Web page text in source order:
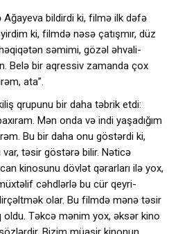
bildirdi ki, filmə ilk dəfə
ki, filmdə nəsə çatışmır, düz
səmimi, gözəl əhvali-
Belə bir aqressiv zamanda çox
ata”.
qrupunu bir daha təbrik etdi:
Mən onda və indi yaşadığım
Bu bir daha onu göstərdi ki,
təsir göstərə bilir. Nəticə
kinosunu dövlət qərarları ilə yox,
cəhdlərlə bu cür qeyri-
olar. Bu filmdə mənə təsir
Təkcə mənim yox, əksər kino